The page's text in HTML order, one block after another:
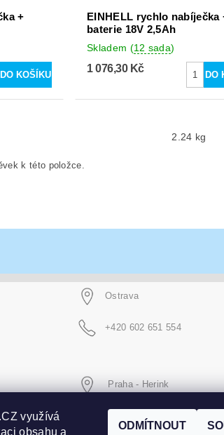
+
EINHELL rychlo nabíječka
baterie 18V 2,5Ah
Skladem (12 sada)
1 076,30 Kč
2.24 kg
k této položce.
Ostrava
+420 602 651 554
Praha - Herink
+420 606 020 266
využívá
obsahu a
ODMÍTNOUT